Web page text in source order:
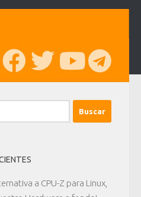
a CPU-Z para Linux,